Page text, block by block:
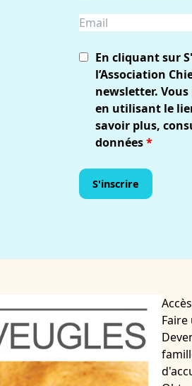
En cliquant sur
l’Association
newsletter.
en utilisant le
savoir plus,
données*